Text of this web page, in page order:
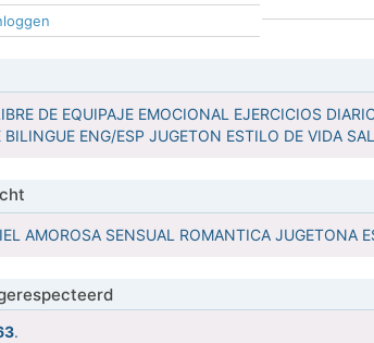
DE EQUIPAJE EMOCIONAL EJERCICIOS
ENG/ESP JUGETON ESTILO DE VIDA
AMOROSA SENSUAL ROMANTICA JUGETONA
.